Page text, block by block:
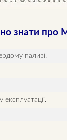
знати про
паливі.